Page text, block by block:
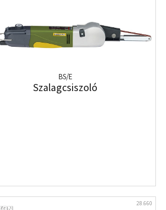
BS/E
Szalagcsiszoló
28.660